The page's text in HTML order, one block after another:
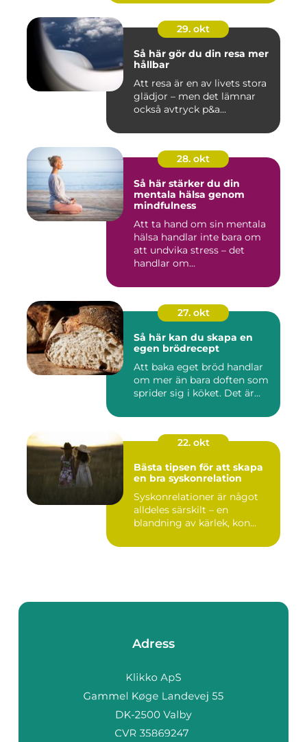
29. okt
Så här gör du din resa mer
hållbar
Att resa är en av livets stora
glädjor – men det lämnar
också avtryck p&a...
28. okt
Så här stärker du din
mentala hälsa genom
mindfulness
Att ta hand om sin mentala
hälsa handlar inte bara om
att undvika stress – det
handlar om...
27. okt
Så här kan du skapa en
egen brödrecept
Att baka eget bröd handlar
om mer än bara doften som
sprider sig i köket. Det är...
22. okt
Bästa tipsen för att skapa
en bra syskonrelation
Syskonrelationer är något
alldeles särskilt – en
blandning av kärlek, kon...
Adress